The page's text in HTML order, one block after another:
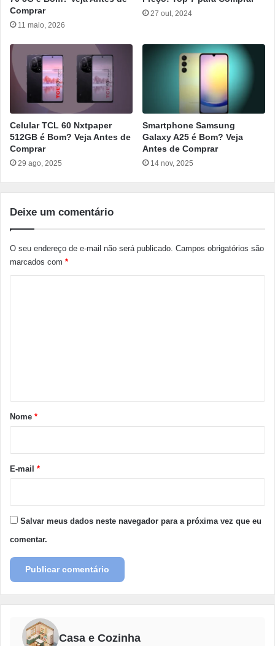
Comprar
11 maio, 2026
27 out, 2024
Celular TCL 60 Nxtpaper
512GB é Bom? Veja Antes de
Comprar
29 ago, 2025
Smartphone Samsung
Galaxy A25 é Bom? Veja
Antes de Comprar
14 nov, 2025
Deixe um comentário
O seu endereço de e-mail não será publicado. Campos obrigatórios são
marcados com *
r
*
Nome *
E-mail *
Salvar meus dados neste navegador para a próxima vez que eu
comentar.
Casa e Cozinha